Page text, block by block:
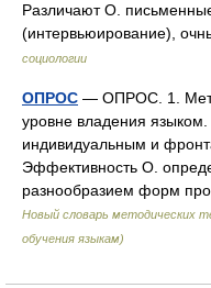
Различают О.
(интервьюирование),
социологии
ОПРОС — ОПРОС. 1.
уровне владения
индивидуальным и
Эффективность О.
разнообразием форм
Новый словарь методических
обучения языкам)